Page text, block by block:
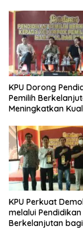
KPU Dorong
Pemilih
Meningkatkan
KPU Perkuat
melalui Pendidikan
Berkelanjutan bagi